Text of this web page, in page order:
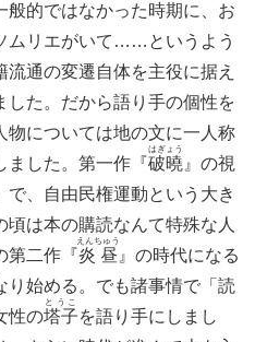
般的ではなかった時期に、お
ムリエがいて……というよう
通の変遷自体を主役に据え
した。だから語り手の個性を
物については地の文に一人称
ました。第一作『破曉
はぎょう
』の視
で、自由民権運動という大き
は本の購読なんて特殊な人
第二作『炎昼
えんちゅう
』の時代になる
り始める。でも諸事情で「読
性の塔子
とうこ
を語り手にしまし